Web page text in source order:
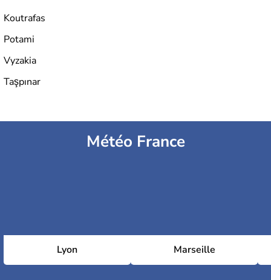
Koutrafas
Potami
Vyzakia
Taşpınar
Météo France
Lyon Marseille